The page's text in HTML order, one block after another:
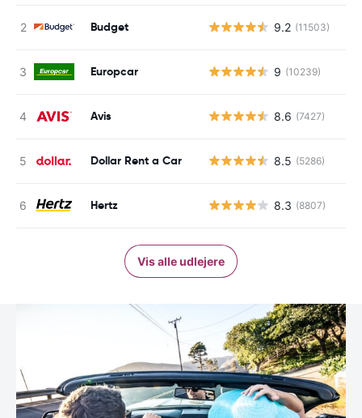
Budget 9.2 (11503)
Europcar 9 (10239)
Avis 8.6 (7427)
Dollar Rent a Car 8.5 (5286)
Hertz 8.3 (8807)
Vis alle udlejere